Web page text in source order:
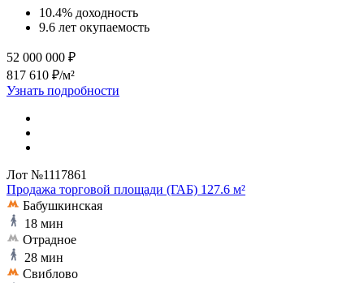
10.4% доходность
9.6 лет окупаемость
52 000 000 ₽
817 610 ₽/м²
Узнать подробности
Лот №1117861
Продажа торговой площади (ГАБ) 127.6 м²
Бабушкинская
18 мин
Отрадное
28 мин
Свиблово